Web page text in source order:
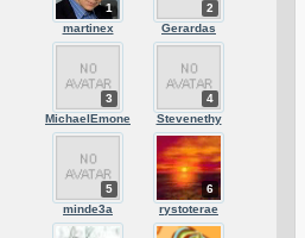
1
martinex
2
Gerardas
3
MichaelEmone
4
Stevenethy
5
minde3a
6
rystoterae